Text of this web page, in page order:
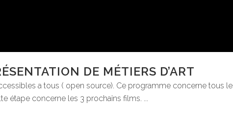
DE MÉTIERS D’ART
a tous ( open source). Ce programme concerne tous
étape concerne les 3 prochains films. ...